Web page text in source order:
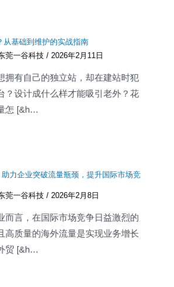
从基础到维护的实战指南
莞一谷科技/ 2026年2月11日
拥有自己的独立站，却在建站时犯
？设计成什么样才能吸引老外？花
怎 [&h…
力企业突破流量瓶颈，提升国际市场竞
莞一谷科技/ 2026年2月8日
而言，在国际市场竞争日益激烈的
高质量的海外流量是实现业务增长
贸 [&h…